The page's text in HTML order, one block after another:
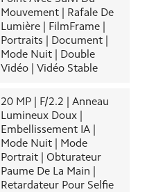
Mouvement | Rafale De
Lumière | FilmFrame |
Portraits | Document |
Mode Nuit | Double
Vidéo | Vidéo Stable
20 MP | F/2.2 | Anneau
Lumineux Doux |
Embellissement IA |
Mode Nuit | Mode
Portrait | Obturateur
Paume De La Main |
Retardateur Pour Selfie